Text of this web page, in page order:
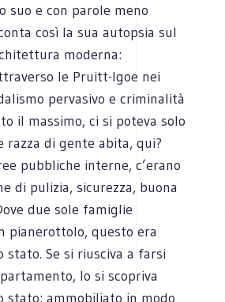
suo e con parole meno
così la sua autopsia sul
moderna:
le Pruitt-Igoe nei
pervasivo e criminalità
il massimo, ci si poteva solo
razza di gente abita, qui?
pubbliche interne, c’erano
di pulizia, sicurezza, buona
due sole famiglie
pianerottolo, questo era
stato. Se si riusciva a farsi
lo si scopriva
stato: ammobiliato in modo